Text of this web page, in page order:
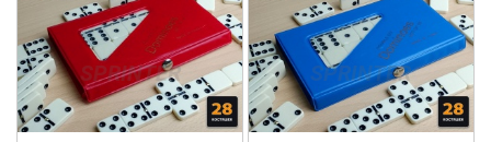
SPRINTER SPRINTER